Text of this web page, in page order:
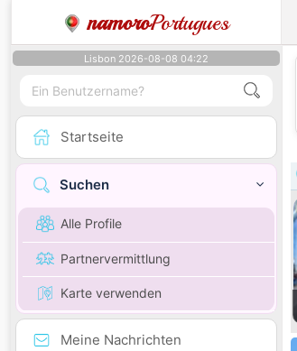
namoroPortugues
Lisbon 2026-08-08 04:22
Startseite
Suchen
Alle Profile
Partnervermittlung
Karte verwenden
Meine Nachrichten